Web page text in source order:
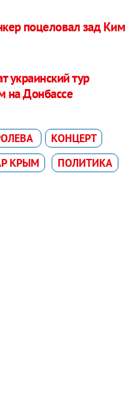
поцеловал зад Ким
украинский тур
на Донбассе
КОНЦЕРТ
КРЫМ ПОЛИТИКА